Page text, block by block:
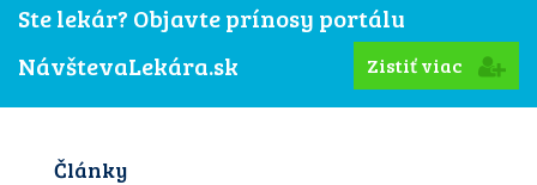
Ste lekár? Objavte prínosy portálu
NávštevaLekára.sk
Zistiť viac
Články